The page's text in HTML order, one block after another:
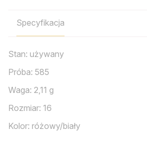
Specyfikacja
Stan: używany
Próba: 585
Waga: 2,11 g
Rozmiar: 16
Kolor: różowy/biały